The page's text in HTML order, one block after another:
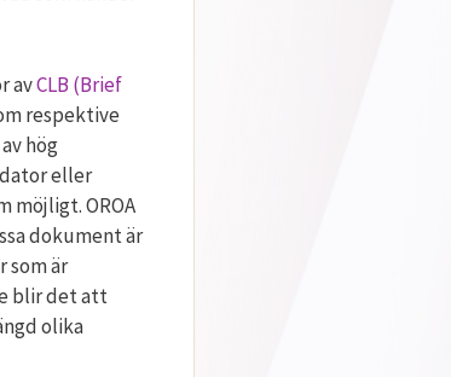
avCLB (Brief
respektive
hög
eller
möjligt. OROA
dokument är
som är
blir det att
olika